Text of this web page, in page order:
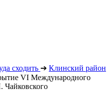
сходить ➔ Клинский район
VI Международного
Чайковского